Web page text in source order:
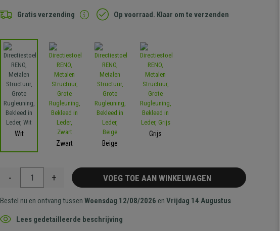
Gratis verzending Op voorraad. Klaar om te verzenden
Wit
Zwart
Beige
Grijs
- + VOEG TOE AAN WINKELWAGEN
Bestel nu en ontvang tussenWoensdag 12/08/2026 enVrijdag 14 Augustus
Lees gedetailleerde beschrijving